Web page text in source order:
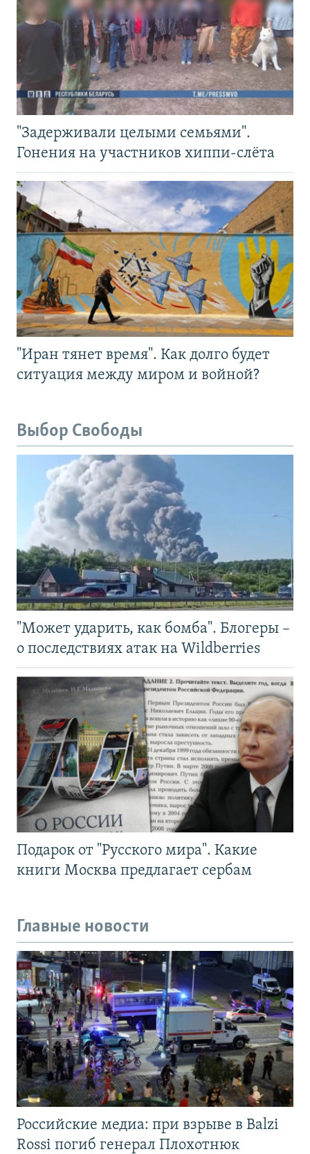
"Задерживали целыми семьями".
Гонения на участников хиппи-слёта
"Иран тянет время". Как долго будет
ситуация между миром и войной?
Выбор Свободы
"Может ударить, как бомба". Блогеры –
о последствиях атак на Wildberries
Подарок от "Русского мира". Какие
книги Москва предлагает сербам
Главные новости
Российские медиа: при взрыве в Balzi
Rossi погиб генерал Плохотнюк